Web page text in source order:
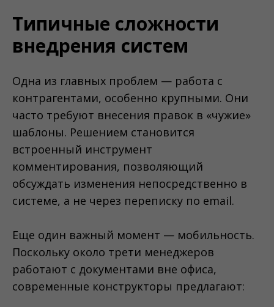
Типичные сложности
внедрения систем
Одна из главных проблем — работа с
контрагентами, особенно крупными. Они
часто требуют внесения правок в «чужие»
шаблоны. Решением становится
встроенный инструмент
комментирования, позволяющий
обсуждать изменения непосредственно в
системе, а не через переписку по email.
Еще один важный момент — мобильность.
Поскольку около трети менеджеров
работают с документами вне офиса,
современные конструкторы предлагают: